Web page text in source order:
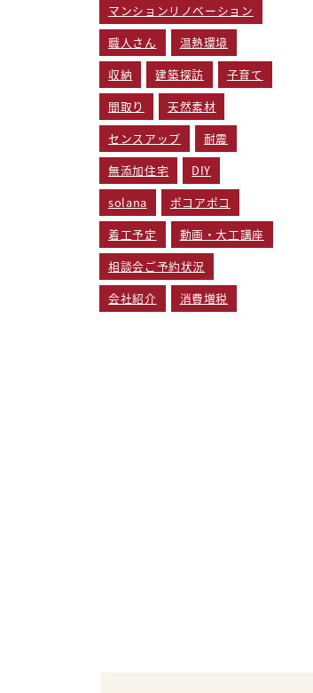
マンションリノベーション
職人さん
温熱環境
収納
建築探訪
子育て
間取り
天然素材
センスアップ
耐震
無添加住宅
DIY
solana
ポコアポコ
着工予定
動画・大工講座
相談会ご予約状況
会社紹介
消費増税